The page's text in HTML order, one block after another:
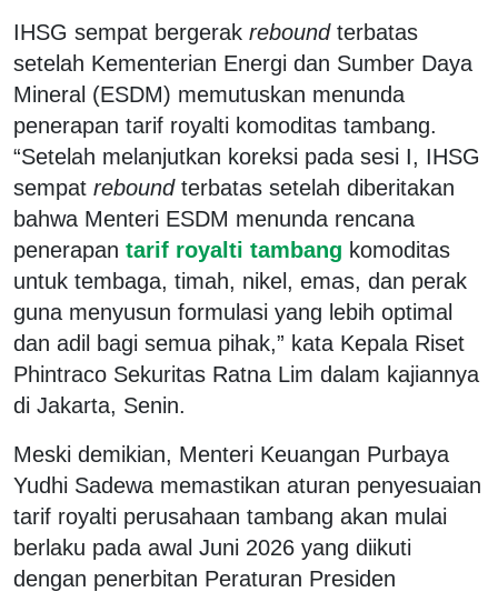
IHSG sempat bergerak reboundterbatas
setelah Kementerian Energi dan Sumber Daya
Mineral (ESDM) memutuskan menunda
penerapan tarif royalti komoditas tambang.
“Setelah melanjutkan koreksi pada sesi I, IHSG
sempat reboundterbatas setelah diberitakan
bahwa Menteri ESDM menunda rencana
penerapan tarif royalti tambang komoditas
untuk tembaga, timah, nikel, emas, dan perak
guna menyusun formulasi yang lebih optimal
dan adil bagi semua pihak,” kata Kepala Riset
Phintraco Sekuritas Ratna Lim dalam kajiannya
di Jakarta, Senin.
Meski demikian, Menteri Keuangan Purbaya
Yudhi Sadewa memastikan aturan penyesuaian
tarif royalti perusahaan tambang akan mulai
berlaku pada awal Juni 2026 yang diikuti
dengan penerbitan Peraturan Presiden